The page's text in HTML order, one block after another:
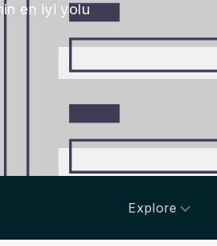
en iyi yolu
Explore